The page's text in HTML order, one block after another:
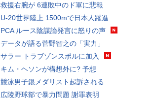
救援右腕が 6連敗中のド軍に悲報
U-20世界陸上 1500mで日本人躍進
PCA ルース陰謀論発言に怒りの声
データが語る菅野智之の「実力」
サラー トラブゾンスポルに加入
キム・ヘソンが構想外に? 予想
競泳男子銀メダリスト起訴される
広陵野球部で暴力問題 謝罪表明